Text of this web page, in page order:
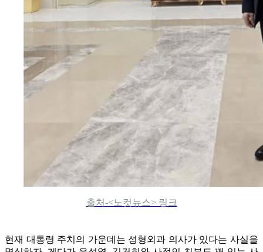
출처-<노컷뉴스> 링크
현재 대통령 주치의 가운데는 성형외과 의사가 있다는 사실을